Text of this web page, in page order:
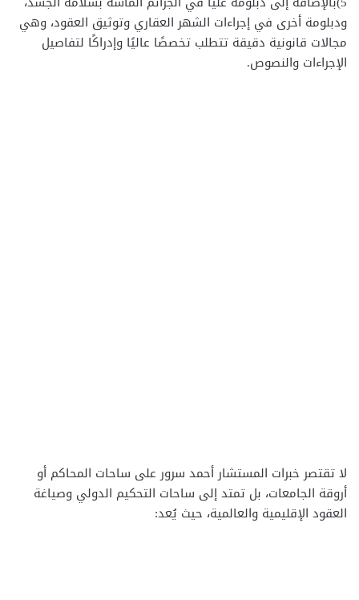
ودبلومة أخرى في إجراءات الشهر العقاري وتوثيق العقود، وهي
مجالات قانونية دقيقة تتطلب تخصصًا عاليًا وإدراكًا لتفاصيل
الإجراءات والنصوص.
لا تقتصر خبرات المستشار أحمد سرور على ساحات المحاكم أو
أروقة الجامعات، بل تمتد إلى ساحات التحكيم الدولي وصياغة
العقود الإقليمية والعالمية، حيث يُعد: